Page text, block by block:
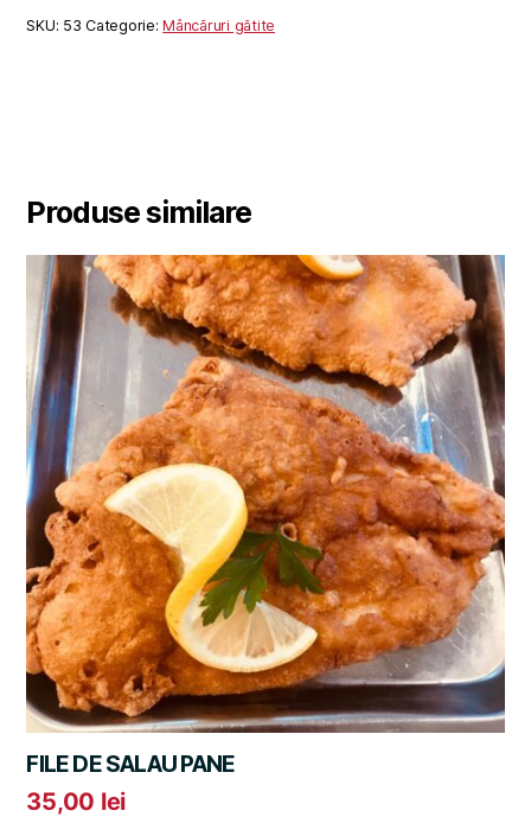
SKU: 53 Categorie:Mâncăruri gătite
Produse similare
FILE DE SALAU PANE
35,00 lei